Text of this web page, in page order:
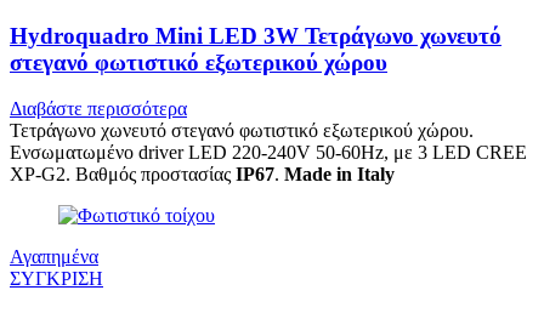
Hydroquadro Mini LED 3W Τετράγωνο χωνευτό
στεγανό φωτιστικό εξωτερικού χώρου
Διαβάστε περισσότερα
Τετράγωνο χωνευτό στεγανό φωτιστικό εξωτερικού χώρου.
Ενσωματωμένο driver LED 220-240V 50-60Hz, με 3 LED CREE
XP-G2. Βαθμός προστασίας IP67. Made in Italy
Αγαπημένα
ΣΥΓΚΡΙΣΗ